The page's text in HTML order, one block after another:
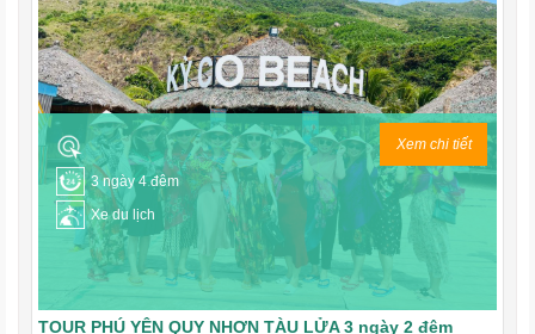
3 ngày 4 đêm
Xe du lịch
Xem chi tiết
TOUR PHÚ YÊN QUY NHƠN TÀU LỬA 3 ngày 2 đêm